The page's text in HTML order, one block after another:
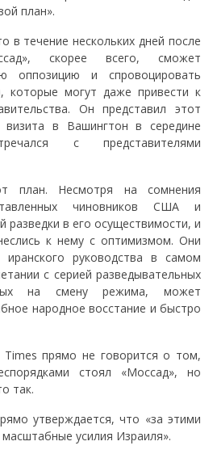
план».
в течение нескольких дней после
скорее всего, сможет
оппозицию и спровоцировать
которые могут даже привести к
Он представил этот
в Вашингтон в середине
с представителями
план. Несмотря на сомнения
чиновников США и
разведки в его осуществимости, и
к нему с оптимизмом. Они
руководства в самом
с серией разведывательных
на смену режима, может
народное восстание и быстро
прямо не говорится о том,
стоял «Моссад», но
так.
утверждается, что «за этими
усилия Израиля».